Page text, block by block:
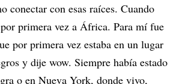
conectar con esas raíces. Cuando
primera vez a África. Para mí fue
por primera vez estaba en un lugar
y dije wow. Siempre había estado
o en Nueva York, donde vivo,